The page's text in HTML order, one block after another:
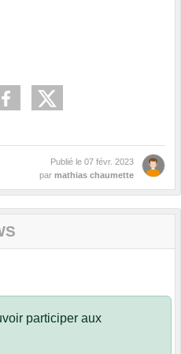
Publié le 07 févr. 2023
par mathias chaumette
participer aux